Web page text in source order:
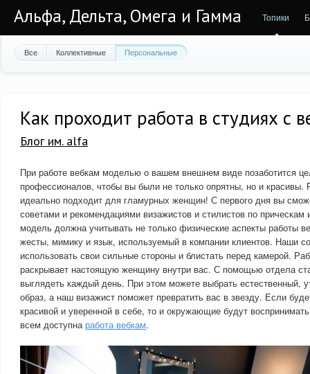
Альфа, Дельта, Омега и Гамма Топики
Все Коллективные Персональные
Как проходит работа в студиях с
Блог им. alfa
При работе вебкам моделью о вашем внешнем виде позаботится
профессионалов, чтобы вы были не только опрятны, но и красивы.
идеально подходит для гламурных женщин! С первого дня вы
советами и рекомендациями визажистов и стилистов по прическам
модель должна учитывать не только физические аспекты работы
жесты, мимику и язык, используемый в компании клиентов. Наши
использовать свои сильные стороны и блистать перед камерой.
раскрывает настоящую женщину внутри вас. С помощью отдела
выглядеть каждый день. При этом можете выбрать естественный,
образ, а наш визажист поможет превратить вас в звезду. Если
красивой и уверенной в себе, то и окружающие будут
всем доступнаработа вебкам.